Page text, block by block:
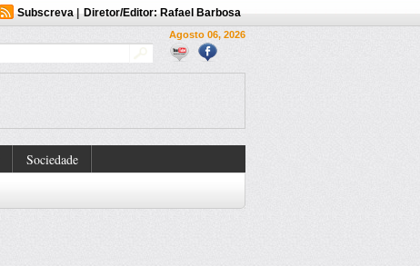
Subscreva| Diretor/Editor: Rafael Barbosa
Agosto 06, 2026
Sociedade